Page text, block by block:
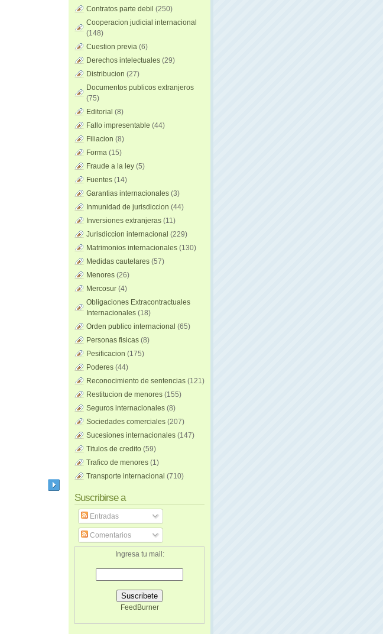
Contratos parte debil (250)
Cooperacion judicial internacional
(148)
Cuestion previa (6)
Derechos intelectuales (29)
Distribucion (27)
Documentos publicos extranjeros
(75)
Editorial (8)
Fallo impresentable (44)
Filiacion (8)
Forma (15)
Fraude a la ley (5)
Fuentes (14)
Garantias internacionales (3)
Inmunidad de jurisdiccion (44)
Inversiones extranjeras (11)
Jurisdiccion internacional (229)
Matrimonios internacionales (130)
Medidas cautelares (57)
Menores (26)
Mercosur (4)
Obligaciones Extracontractuales
Internacionales (18)
Orden publico internacional (65)
Personas fisicas (8)
Pesificacion (175)
Poderes (44)
Reconocimiento de sentencias (121)
Restitucion de menores (155)
Seguros internacionales (8)
Sociedades comerciales (207)
Sucesiones internacionales (147)
Titulos de credito (59)
Trafico de menores (1)
Transporte internacional (710)
Suscribirse a
Entradas
Comentarios
Ingresa tu mail:
FeedBurner